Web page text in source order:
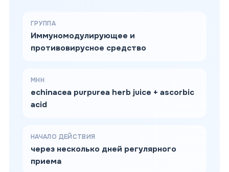
ГРУППА
Иммуномодулирующее и
противовирусное средство
МНН
echinacea purpurea herb juice + ascorbic
acid
НАЧАЛО ДЕЙСТВИЯ
через несколько дней регулярного
приема